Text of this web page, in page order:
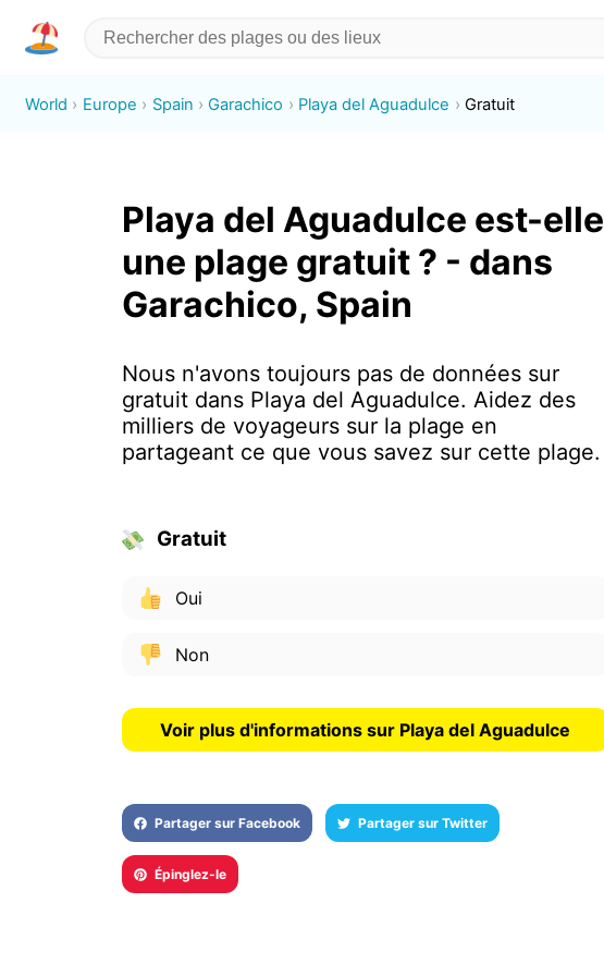
World Europe Spain Garachico Playa del Aguadulce Gratuit
Playa del Aguadulce est-elle
une plage gratuit ? - dans
Garachico, Spain
Nous n'avons toujours pas de données sur
gratuit dans Playa del Aguadulce. Aidez des
milliers de voyageurs sur la plage en
partageant ce que vous savez sur cette plage.
Gratuit
Oui
Non
Voir plus d'informations sur Playa del Aguadulce
Partager sur Facebook Partager sur Twitter
Épinglez-le